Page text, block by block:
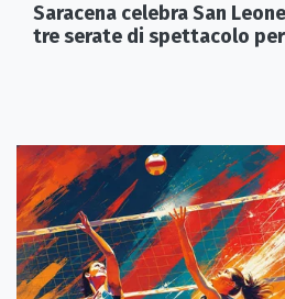
Saracena celebra San
tre serate di spettacolo